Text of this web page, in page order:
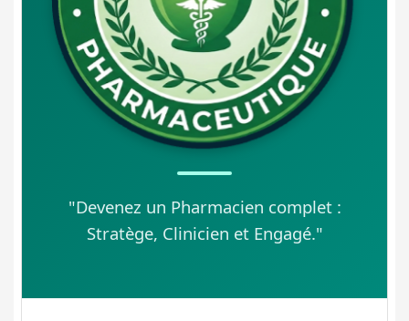
"Devenez un Pharmacien complet :
Stratège, Clinicien et Engagé."